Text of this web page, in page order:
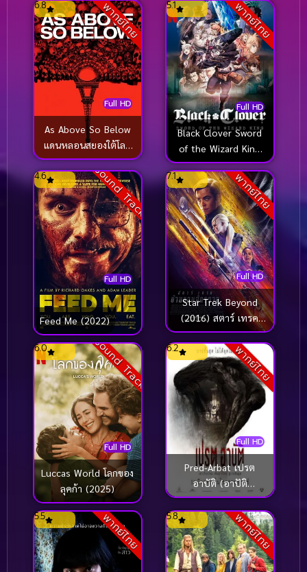
(2012) คืน
พากย์ไทย
Full HD
6.8
As Above So Below
แดนหลอนสยองใต้โลก
(2014)
พากย์ไทย
Full HD
5.1
Black Clover Sword
of the Wizard King
แบล็คโคลเวอร์ ดาบแห่ง
จักรพรรดิเวทมนตร์
(2023)
Sound Track
Full HD
4.6
Feed Me (2022)
พากย์ไทย
Full HD
7.1
Star Trek Beyond
(2016) สตาร์ เทรค
ข้ามขอบจักรวาล
Sound Track
Full HD
6.0
Luccas World โลกของ
ลุคก้า (2025)
พากย์ไทย
Full HD
6.2
Pred-Arbat เปรต
อาบัติ (อาปัติ
Director’s Cut)
(2017)
พากย์ไทย
5.5 พากย์ไทย
5.8